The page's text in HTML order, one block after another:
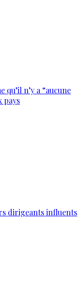
n’y a “aucune
pays
dirigeants influents